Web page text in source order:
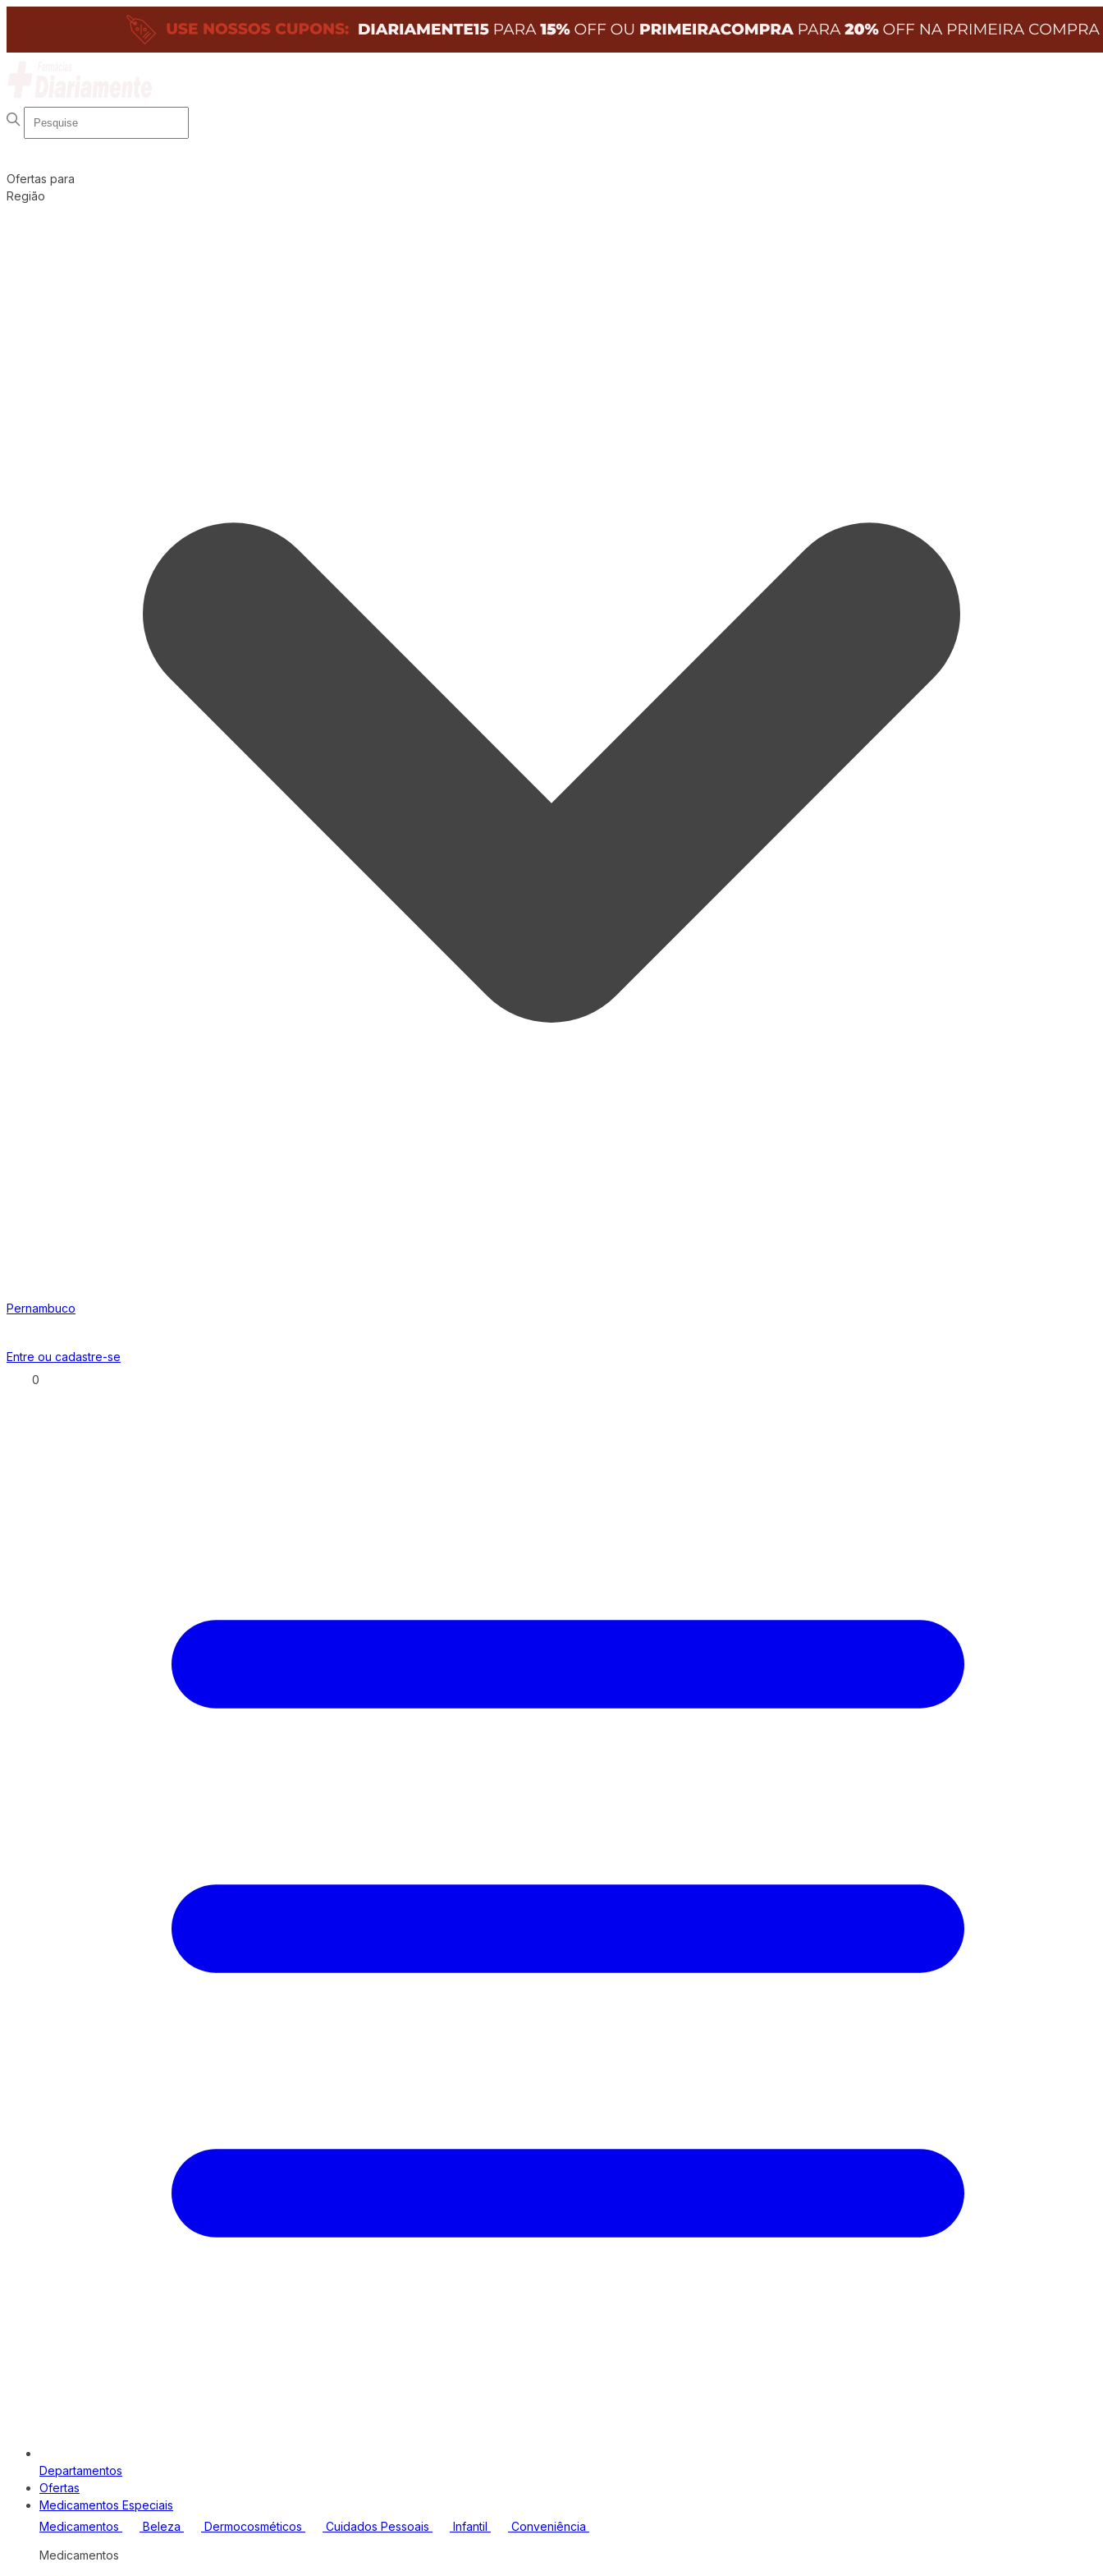
Ofertas para
Região
Pernambuco
Entre ou cadastre-se
0
Departamentos
Ofertas
Medicamentos Especiais
Medicamentos
Beleza Dermocosméticos Cuidados Pessoais Infantil Conveniência
Medicamentos